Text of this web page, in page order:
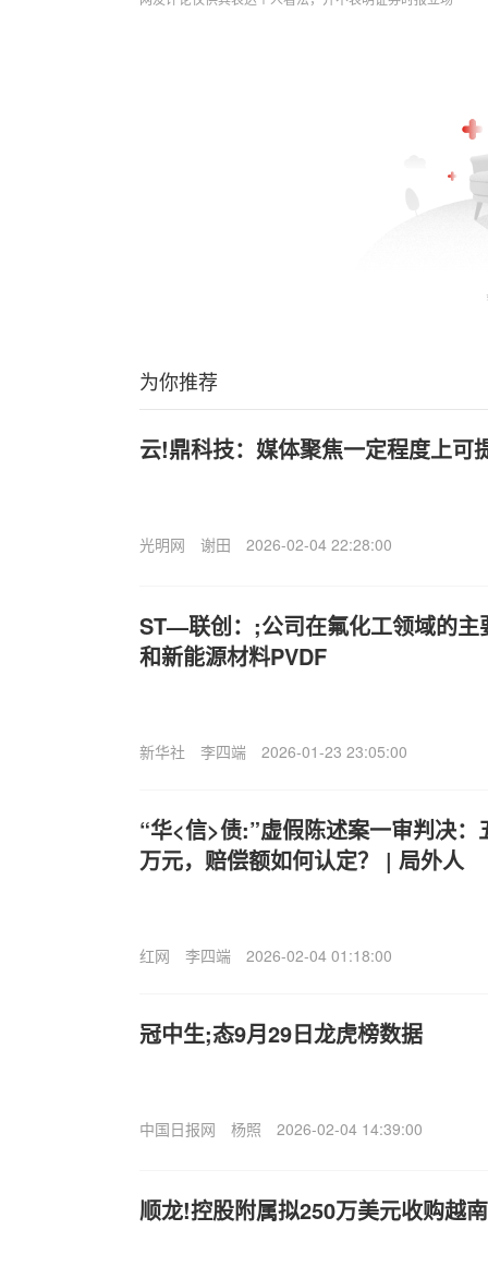
为你推荐
云!鼎科技：媒体聚焦一定程度上可
光明网 谢田 2026-02-04 22:28:00
ST—联创：;公司在氟化工领域的主
和新能源材料PVDF
新华社 李四端 2026-01-23 23:05:00
“华<信>债:”虚假陈述案一审判决
万元，赔偿额如何认定？ | 局外人
红网 李四端 2026-02-04 01:18:00
冠中生;态9月29日龙虎榜数据
中国日报网 杨照 2026-02-04 14:39:00
顺龙!控股附属拟250万美元收购越